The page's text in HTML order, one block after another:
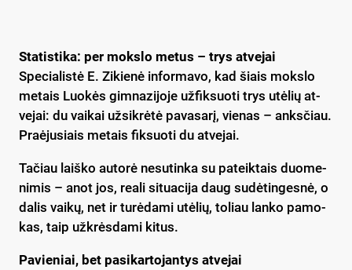
Sta­tis­ti­ka: per moks­lo me­tus – trys at­ve­jai
Spe­cia­lis­tė E. Zi­kie­nė in­for­ma­vo, kad šiais moks­lo
me­tais Luo­kės gim­na­zi­jo­je už­fik­suo­ti trys utė­lių at­
ve­jai: du vai­kai už­si­krė­tė pa­va­sa­rį, vie­nas – anks­čiau.
Praė­ju­siais me­tais fik­suo­ti du at­ve­jai.
Ta­čiau laiš­ko au­to­rė ne­su­tin­ka su pa­teik­tais duo­me­
ni­mis – anot jos, rea­li si­tua­ci­ja daug su­dė­tin­ges­nė, o
da­lis vai­kų, net ir tu­rė­da­mi utė­lių, to­liau lan­ko pa­mo­
kas, taip už­krės­da­mi ki­tus.
Pa­vie­niai, bet pa­si­kar­to­jan­tys at­ve­jai